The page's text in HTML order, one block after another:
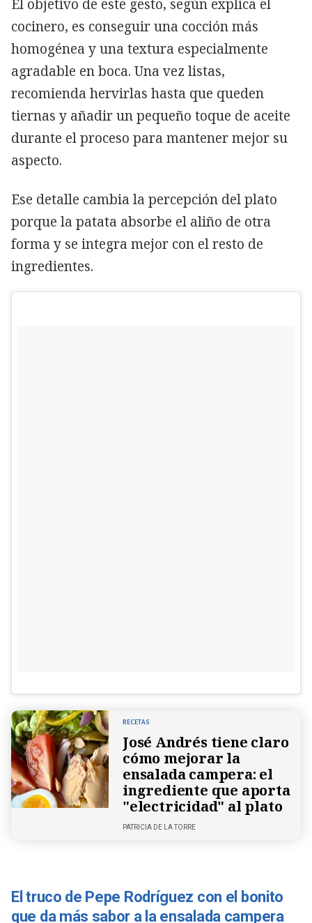
El objetivo de este gesto, según explica el
cocinero, es conseguir una cocción más
homogénea y una textura especialmente
agradable en boca. Una vez listas,
recomienda hervirlas hasta que queden
tiernas y añadir un pequeño toque de aceite
durante el proceso para mantener mejor su
aspecto.
Ese detalle cambia la percepción del plato
porque la patata absorbe el aliño de otra
forma y se integra mejor con el resto de
ingredientes.
RECETAS
José Andrés tiene claro
cómo mejorar la
ensalada campera: el
ingrediente que aporta
"electricidad" al plato
PATRICIA DE LA TORRE
El truco de Pepe Rodríguez con el bonito
que da más sabor a la ensalada campera